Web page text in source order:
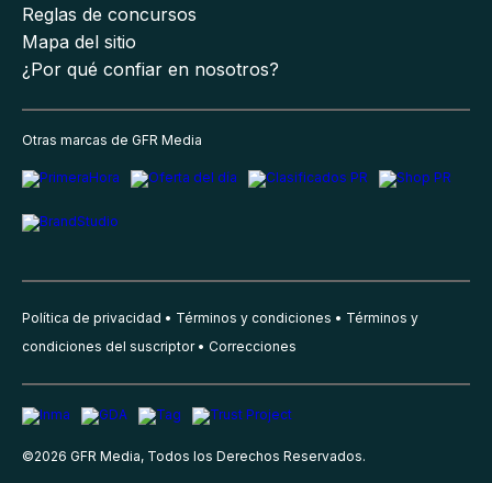
Reglas de concursos
Mapa del sitio
¿Por qué confiar en nosotros?
Otras marcas de GFR Media
Política de privacidad Términos y condiciones
Términos y
condiciones del suscriptor
Correcciones
©2026 GFR Media, Todos los Derechos Reservados.